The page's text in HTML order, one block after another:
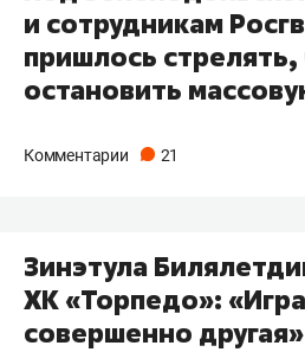
и сотрудникам
пришлось
остановить
Комментарии 21
Зинэтула
ХК «Торпедо»:
совершенно другая»